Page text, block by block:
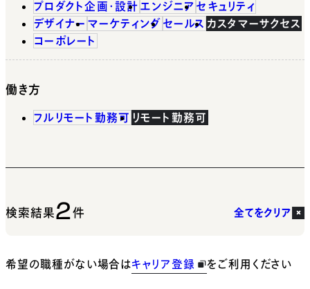
プロダクト企画・設計 エンジニア セキュリティ
デザイナー マーケティング セールス カスタマーサクセス
コーポレート
働き方
フルリモート勤務可 リモート勤務可
検索結果2件 全てをクリア
希望の職種がない場合はキャリア登録 をご利用ください